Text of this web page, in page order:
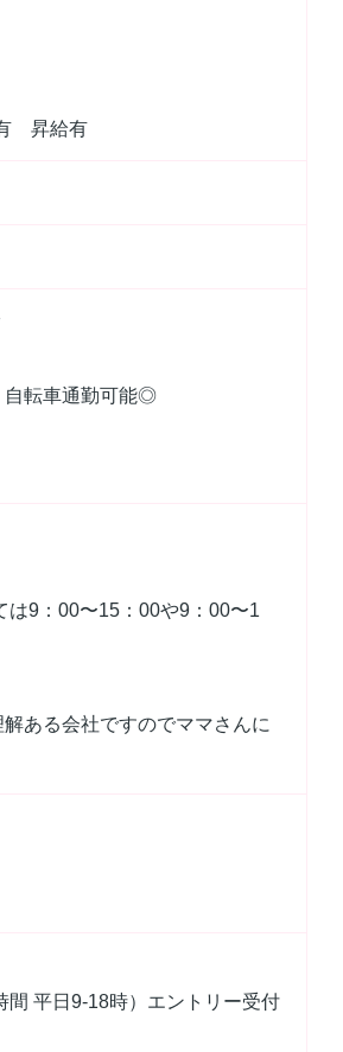
昇給有
自転車通勤可能◎
9：00〜15：00や9：00〜1
ある会社ですのでママさんに
間 平日9-18時）エントリー受付